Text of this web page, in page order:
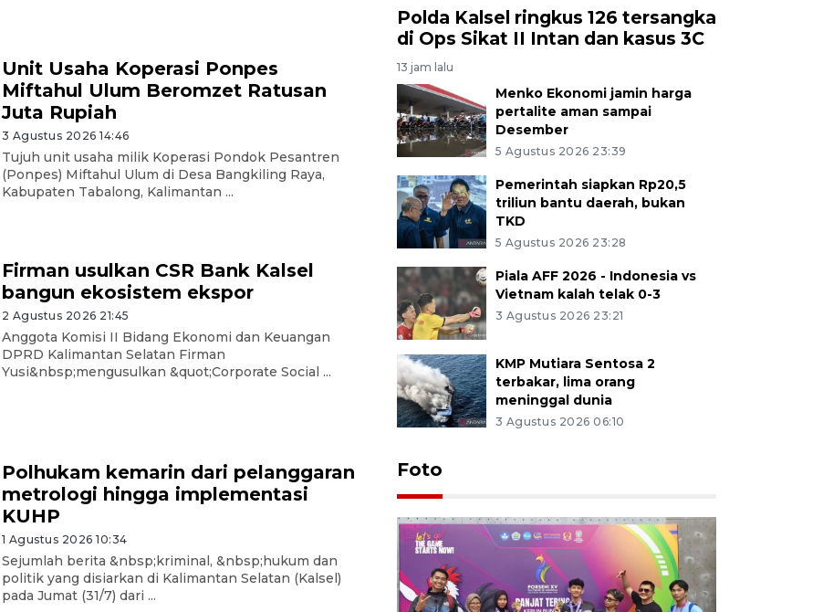
Unit Usaha Koperasi Ponpes
Miftahul Ulum Beromzet Ratusan
Juta Rupiah
3 Agustus 2026 14:46
Tujuh unit usaha milik Koperasi Pondok Pesantren
(Ponpes) Miftahul Ulum di Desa Bangkiling Raya,
Kabupaten Tabalong, Kalimantan ...
Firman usulkan CSR Bank Kalsel
bangun ekosistem ekspor
2 Agustus 2026 21:45
Anggota Komisi II Bidang Ekonomi dan Keuangan
DPRD Kalimantan Selatan Firman
Yusi&nbsp;mengusulkan &quot;Corporate Social ...
Polhukam kemarin dari pelanggaran
metrologi hingga implementasi
KUHP
1 Agustus 2026 10:34
Sejumlah berita &nbsp;kriminal, &nbsp;hukum dan
politik yang disiarkan di Kalimantan Selatan (Kalsel)
pada Jumat (31/7) dari ...
Polda Kalsel ringkus 126 tersangka
di Ops Sikat II Intan dan kasus 3C
13 jam lalu
Menko Ekonomi jamin harga
pertalite aman sampai
Desember
5 Agustus 2026 23:39
Pemerintah siapkan Rp20,5
triliun bantu daerah, bukan
TKD
5 Agustus 2026 23:28
Piala AFF 2026 - Indonesia vs
Vietnam kalah telak 0-3
3 Agustus 2026 23:21
KMP Mutiara Sentosa 2
terbakar, lima orang
meninggal dunia
3 Agustus 2026 06:10
Foto